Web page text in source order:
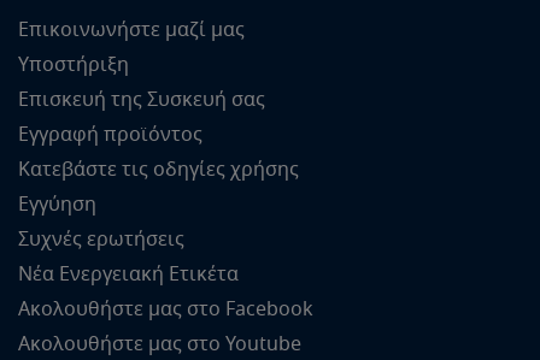
Επικοινωνήστε μαζί μας
Υποστήριξη
Επισκευή της Συσκευή σας
Εγγραφή προϊόντος
Κατεβάστε τις οδηγίες χρήσης
Εγγύηση
Συχνές ερωτήσεις
Νέα Ενεργειακή Ετικέτα
Ακολουθήστε μας στο Facebook
Ακολουθήστε μας στο Youtube